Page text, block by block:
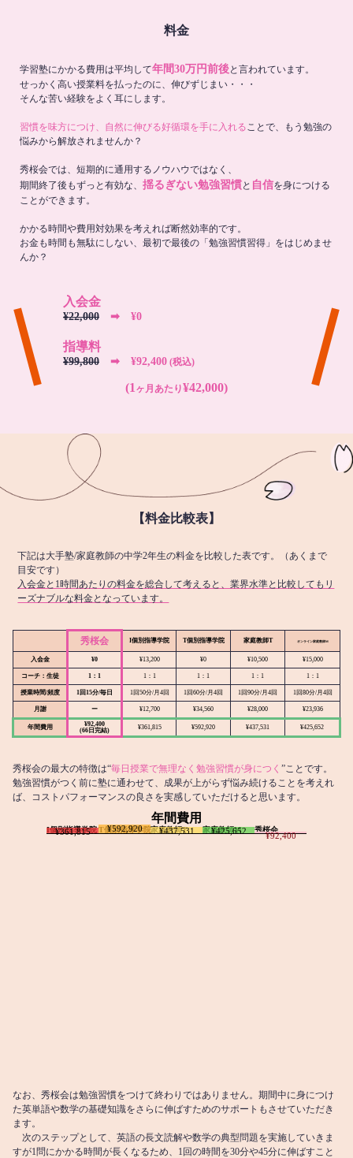
料金
学習塾にかかる費用は平均して年間30万円前後と言われています。
せっかく高い授業料を払ったのに、伸びずじまい・・・
そんな苦い経験をよく耳にします。
習慣を味方につけ、自然に伸びる好循環を手に入れる ことで、もう勉強の
悩みから解放されませんか？
秀桜会では、短期的に通用するノウハウではなく、
期間終了後もずっと有効な、 揺るぎない勉強習慣と 自信を身につける
ことができます。
かかる時間や費用対効果を考えれば断然効率的です。
お金も時間も無駄にしない、最初で最後の「勉強習慣習得」をはじめませ
んか？
入会金
¥22,000 ➡︎ ¥0
指導料
¥99,800 ➡︎ ¥92,400 (税込)
(1 ヶ月あたり¥42,000)
【料金比較表】
下記は大手塾/家庭教師の中学2年生の料金を比較した表です。（あくまで
目安です）
入会金と1時間あたりの料金を総合して考えると、業界水準と比較してもリ
ーズナブルな料金となっています。
秀桜会 I個別指導学院 T個別指導学院 家庭教師T オンライン家庭教師M
入会金 ¥0 ¥13,200 ¥0 ¥10,500 ¥15,000
コーチ：生徒 1：1 1：1 1：1 1：1 1：1
授業時間/頻度 1回15分/毎日 1回50分/月4回 1回60分/月4回 1回90分/月4回 1回80分/月4回
月謝 ー ¥12,700 ¥34,560 ¥28,000 ¥23,936
年間費用
¥92,400
(66日完結)
¥361,815 ¥592,920 ¥437,531 ¥425,652
秀桜会の最大の特徴は“毎日授業で無理なく勉強習慣が身につく ”ことです。
勉強習慣がつく前に塾に通わせて、成果が上がらず悩み続けることを考えれ
ば、コストパフォーマンスの良さを実感していただけると思います。
年間費用
I個別指導学院
¥361,815 T個別指導学院
¥592,920 家庭教師T
¥437,531 家庭教師M
¥425,652 秀桜会
¥92,400
なお、秀桜会は勉強習慣をつけて終わりではありません。期間中に身につけ
た英単語や数学の基礎知識をさらに伸ばすためのサポートもさせていただき
ます。
次のステップとして、英語の長文読解や数学の典型問題を実施していきま
すが1問にかかる時間が長くなるため、1回の時間を30分や45分に伸ばすこと